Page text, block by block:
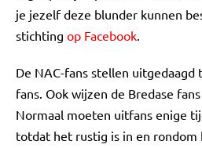
je jezelf deze blunder kunnen
stichting op Facebook.
De NAC-fans stellen uitgedaagd
fans. Ook wijzen de Bredase
Normaal moeten uitfans enige
totdat het rustig is in en rondom